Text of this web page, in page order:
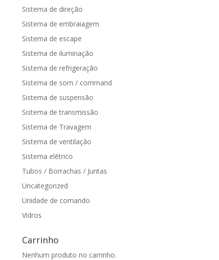
Sistema de direção
Sistema de embraiagem
Sistema de escape
Sistema de iluminação
Sistema de refrigeração
Sistema de som / command
Sistema de suspensão
Sistema de transmissão
Sistema de Travagem
Sistema de ventilação
Sistema elétrico
Tubos / Borrachas / Juntas
Uncategorized
Unidade de comando
Vidros
Carrinho
Nenhum produto no carrinho.